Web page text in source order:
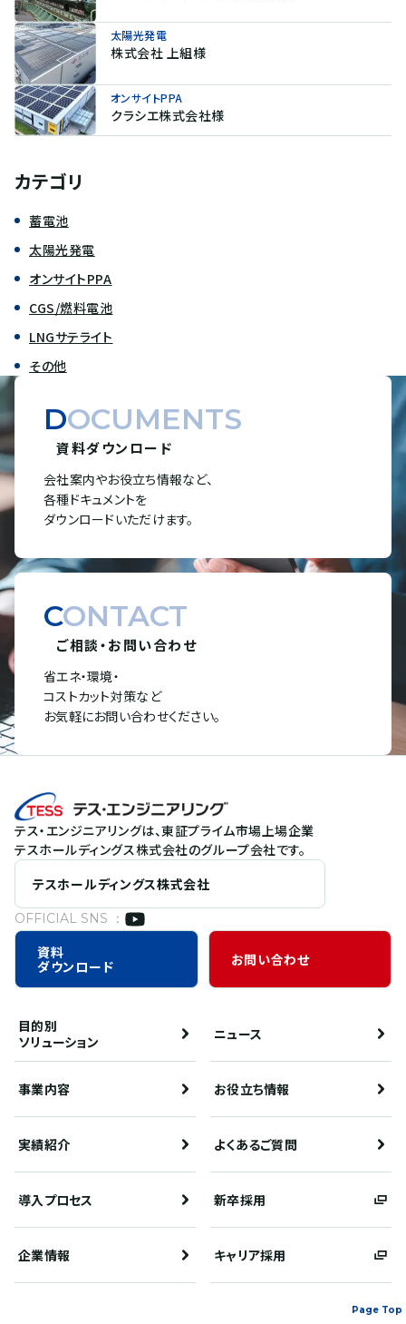
太陽光発電
株式会社 上組様
オンサイトPPA
クラシエ株式会社様
カテゴリ
蓄電池
太陽光発電
オンサイトPPA
CGS/燃料電池
LNGサテライト
その他
DOCUMENTS
資料ダウンロード
会社案内やお役立ち情報など、
各種ドキュメントを
ダウンロードいただけます。
CONTACT
ご相談・お問い合わせ
省エネ・環境・
コストカット対策など
お気軽にお問い合わせください。
テス・エンジニアリングは、東証プライム市場上場企業
テスホールディングス株式会社のグループ会社です。
テスホールディングス株式会社
OFFICIAL SNS ：
資料
ダウンロード
お問い合わせ
目的別
ソリューション
ニュース
事業内容 お役立ち情報
実績紹介 よくあるご質問
導入プロセス 新卒採用
企業情報 キャリア採用
Page Top